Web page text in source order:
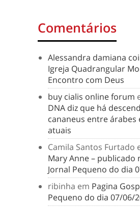
Comentários
Alessandra damiana
Igreja Quadrangular
Encontro com Deus
buy cialis online forum
DNA diz que há
cananeus entre árabes
atuais
Camila Santos Furtado
Mary Anne – publicado
Jornal Pequeno do dia
ribinha em Pagina
Pequeno do dia 07/06/